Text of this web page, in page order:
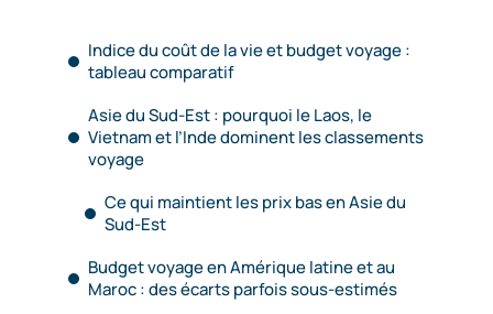
Indice du coût de la vie et budget voyage :
tableau comparatif
Asie du Sud-Est : pourquoi le Laos, le
Vietnam et l’Inde dominent les classements
voyage
Ce qui maintient les prix bas en Asie du
Sud-Est
Budget voyage en Amérique latine et au
Maroc : des écarts parfois sous-estimés